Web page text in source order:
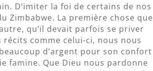
D’imiter la foi de certains de nos
Zimbabwe. La première chose que
qu’il devait parfois se priver
comme celui-ci, nous nous
d’argent pour son confort
famine. Que Dieu nous pardonne